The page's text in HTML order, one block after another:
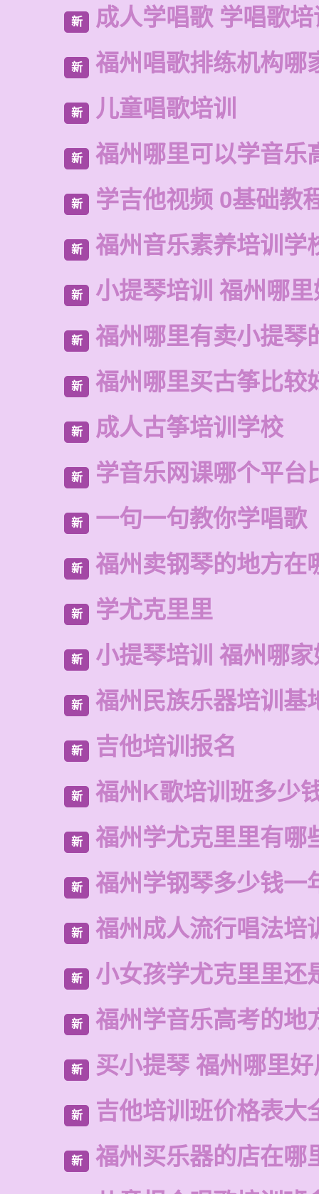
新 成人学唱歌 学唱歌
新 福州唱歌排练机构哪
新 儿童唱歌培训
新 福州哪里可以学音乐
新 学吉他视频 0基础教
新 福州音乐素养培训学
新 小提琴培训 福州哪
新 福州哪里有卖小提琴
新 福州哪里买古筝比较
新 成人古筝培训学校
新 学音乐网课哪个平台
新 一句一句教你学唱歌
新 福州卖钢琴的地方在
新 学尤克里里
新 小提琴培训 福州哪
新 福州民族乐器培训基
新 吉他培训报名
新 福州K歌培训班多少
新 福州学尤克里里有哪
新 福州学钢琴多少钱一
新 福州成人流行唱法培
新 小女孩学尤克里里还
新 福州学音乐高考的地
新 买小提琴 福州哪里
新 吉他培训班价格表大
新
福州买乐器的店在哪